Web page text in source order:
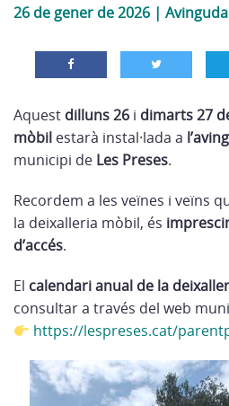
26 de gener de 2026 |
Aquest dilluns 26 i dimarts 27
mòbil estarà instal·lada a
municipi de Les Preses.
Recordem a les veïnes i veïns
la deixalleria mòbil, és
d’accés.
El calendari anual de la
consultar a través del web
https://lespreses.cat/